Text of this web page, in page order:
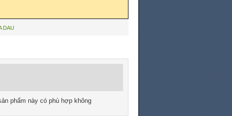
DAU
phẩm này có phù hợp không